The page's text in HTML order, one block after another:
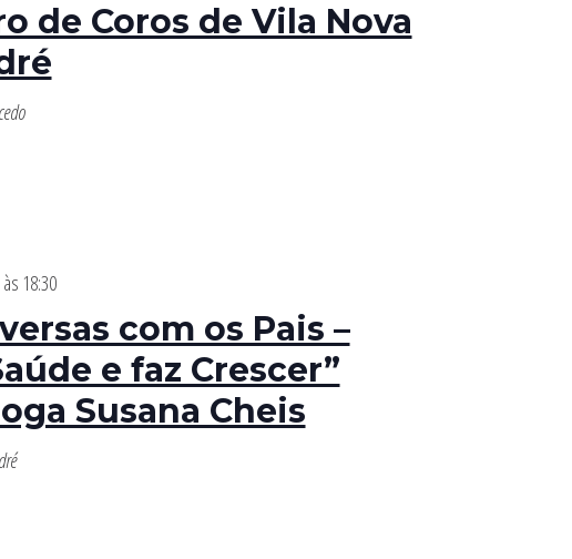
de Coros de Vila Nova
com os Pais –
e faz Crescer”
Susana Cheis
18:30